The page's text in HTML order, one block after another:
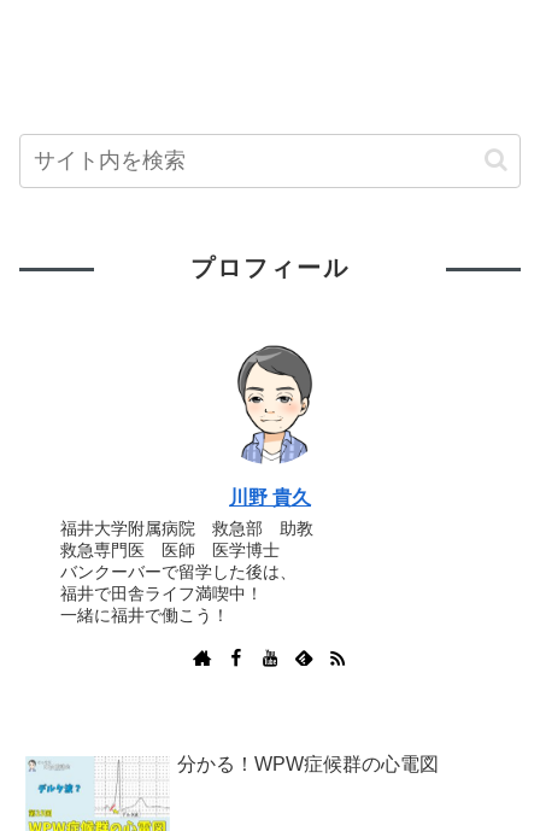
プロフィール
川野 貴久
福井大学附属病院 救急部 助教
救急専門医 医師 医学博士
バンクーバーで留学した後は、
福井で田舎ライフ満喫中！
一緒に福井で働こう！
分かる！WPW症候群の心電図